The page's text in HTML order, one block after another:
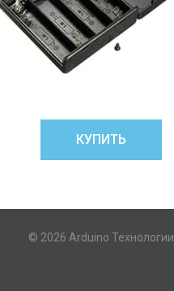
КУПИТЬ
© 2026 Arduino Технологии